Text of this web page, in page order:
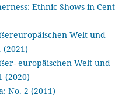
Ethnic Shows in
Welt und
europäischen Welt und
(2020)
No. 2 (2011)